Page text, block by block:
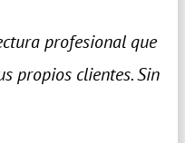
profesional que
propios clientes. Sin